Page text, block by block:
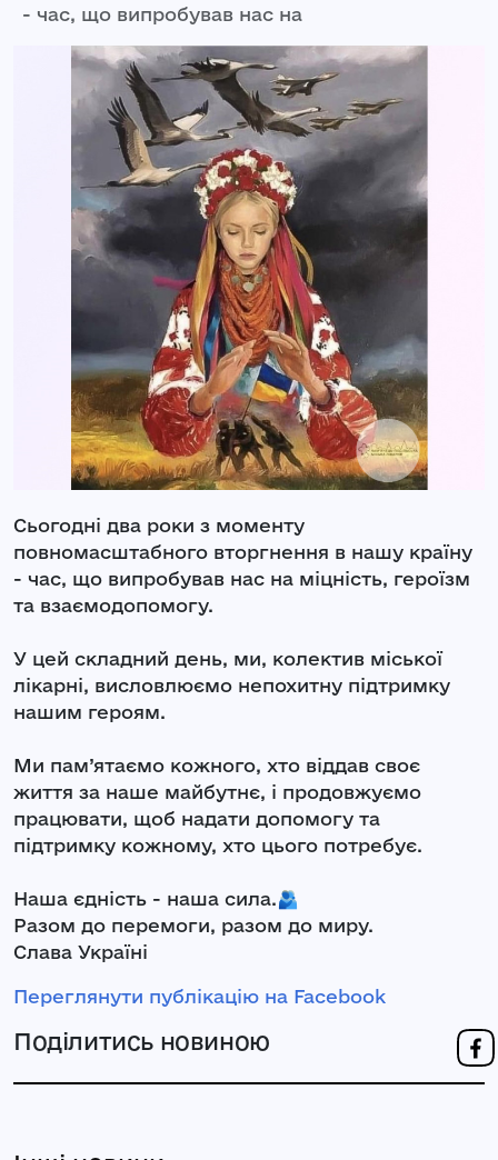
- час, що випробував нас на
Сьогодні два роки з моменту
повномасштабного вторгнення в нашу країну
- час, що випробував нас на міцність, героїзм
та взаємодопомогу.
У цей складний день, ми, колектив міської
лікарні, висловлюємо непохитну підтримку
нашим героям.
Ми пам’ятаємо кожного, хто віддав своє
життя за наше майбутнє, і продовжуємо
працювати, щоб надати допомогу та
підтримку кожному, хто цього потребує.
Наша єдність - наша сила.🫂
Разом до перемоги, разом до миру.
Слава Україні
Переглянути публікацію на Facebook
Поділитись новиною